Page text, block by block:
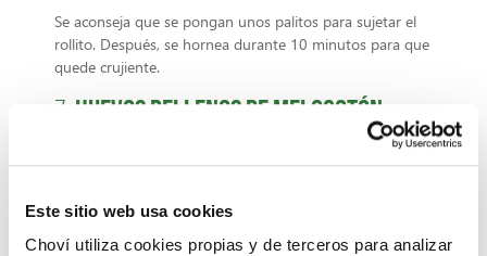
Este sitio web usa cookies
Choví utiliza cookies propias y de terceros para analizar
Se aconseja que se pongan unos palitos para sujetar el
rollito. Después, se hornea durante 10 minutos para que
quede crujiente.
7. Huevos rellenos de melocotón
La peculiaridad de esta receta de
sabor clásico con el toque dulce y fresco de la fruta será
toda una experiencia gastronómica.